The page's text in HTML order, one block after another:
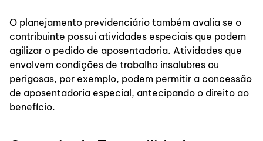
O planejamento previdenciário também avalia se o
contribuinte possui atividades especiais que podem
agilizar o pedido de aposentadoria. Atividades que
envolvem condições de trabalho insalubres ou
perigosas, por exemplo, podem permitir a concessão
de aposentadoria especial, antecipando o direito ao
benefício.